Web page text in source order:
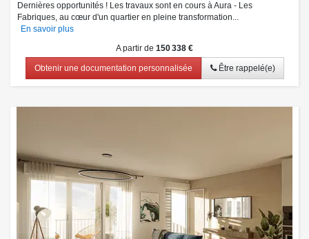
Dernières opportunités ! Les travaux sont en cours à Aura - Les
Fabriques, au cœur d'un quartier en pleine transformation...
En savoir plus
A partir de 150 338 €
Obtenir une documentation personnalisée Être rappelé(e)